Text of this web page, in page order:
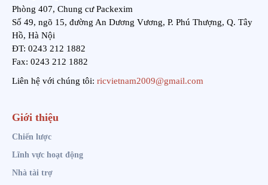
Phòng 407, Chung cư Packexim
Số 49, ngõ 15, đường An Dương Vương, P. Phú Thượng, Q. Tây
Hồ, Hà Nội
ĐT: 0243 212 1882
Fax: 0243 212 1882
Liên hệ với chúng tôi: ricvietnam2009@gmail.com
Giới thiệu
Chiến lược
Lĩnh vực hoạt động
Nhà tài trợ